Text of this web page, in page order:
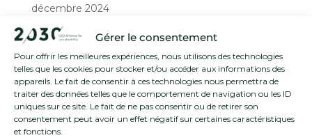
Gérer le consentement
Pour offrir les meilleures expériences, nous utilisons des technologies
telles que les cookies pour stocker et/ou accéder aux informations des
appareils. Le fait de consentir à ces technologies nous permettra de
traiter des données telles que le comportement de navigation ou les ID
uniques sur ce site. Le fait de ne pas consentir ou de retirer son
consentement peut avoir un effet négatif sur certaines caractéristiques
et fonctions.
décembre 2024
octobre 2024
Catégories
Apprentissages
Événement